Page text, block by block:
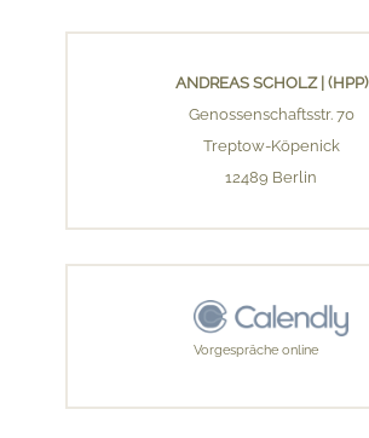
ANDREAS SCHOLZ | (HPP)
Genossenschaftsstr. 70
Treptow-Köpenick
12489 Berlin
Vorgespräche online